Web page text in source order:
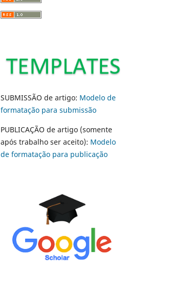
SUBMISSÃO de artigo: Modelo de
formatação para submissão
PUBLICAÇÃO de artigo (somente
após trabalho ser aceito): Modelo
de formatação para publicação